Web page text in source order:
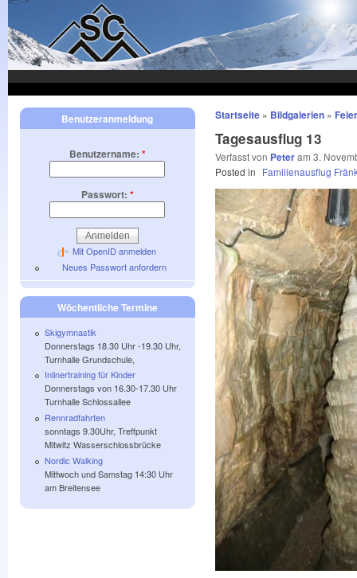
Skip to main content
Startseite» Bildgalerien»
Tagesausflug 13
Verfasst von Peteram 3.
Posted in Familienausflug
Benutzeranmeldung
Benutzername: *
Passwort: *
Mit OpenID anmelden
Neues Passwort anfordern
Wöchentliche Termine
Skigymnastik
Donnerstags 18.30 Uhr -19.30 Uhr,
Turnhalle Grundschule,
Inlinertraining für Kinder
Donnerstags von 16.30-17.30 Uhr
Turnhalle Schlossallee
Rennradfahrten
sonntags 9.30Uhr, Treffpunkt
Mitwitz Wasserschlossbrücke
Nordic Walking
Mittwoch und Samstag 14:30 Uhr
am Breitensee